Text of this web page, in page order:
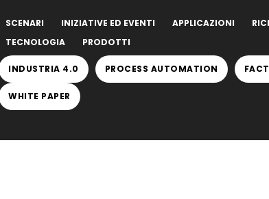
SCENARI INIZIATIVE ED EVENTI APPLICAZIONI
TECNOLOGIA
PRODOTTI
INDUSTRIA 4.0 PROCESS AUTOMATION
WHITE PAPER